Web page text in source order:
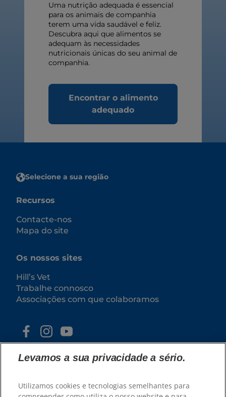
Uma nutrição adequada é essencial
para os animais de companhia
terem uma vida saudável e feliz.
Descubra aqui que alimentos se
adequam às necessidades
nutricionais únicas do seu animal de
companhia.
Encontrar o alimento
adequado
Selecione a sua região
Recursos
Contacte-nos
Mapa do site
Os nossos sites
Hill’s Vet
Trabalhe connosco
Associações com que colaboramos
Levamos a sua privacidade a sério.
Utilizamos cookies e tecnologias semelhantes para